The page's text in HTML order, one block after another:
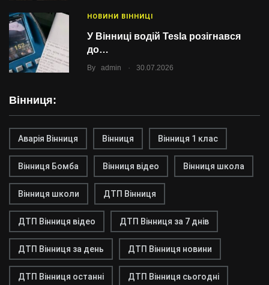
НОВИНИ ВІННИЦІ
У Вінниці водій Tesla розігнався
до…
By admin . 30.07.2026
Вінниця:
Аварія Вінниця Вінниця Вінниця 1 клас
Вінниця Бомба Вінниця відео Вінниця школа
Вінниця школи ДТП Вінниця
ДТП Вінниця відео ДТП Вінниця за 7 днів
ДТП Вінниця за день ДТП Вінниця новини
ДТП Вінниця останні ДТП Вінниця сьогодні